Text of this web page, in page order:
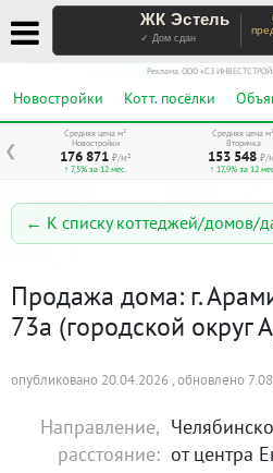
ЖК Эстель
✓ Дом сдан
Реклама. ООО «СЗ
Новостройки Котт. посёлки
❮
Средняя цена м²
Новостройки
176 871 ₽/м²
↑ 7,5% за 12 мес.
Средняя цена м²
Вторичка
153 548 ₽/
↑ 17,9% за 12
← К списку коттеджей/домов/
Продажа дома: г.
73а (городской округ
опубликовано 20.04.2026 , обновлено
Направление,
расстояние: от центра